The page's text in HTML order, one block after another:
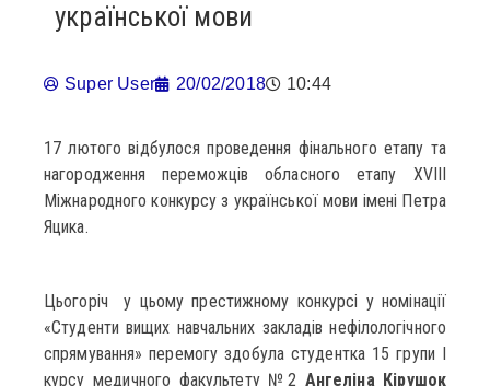
української мови
Super User 20/02/2018 10:44
17 лютого відбулося проведення фінального етапу та
нагородження переможців обласного етапу ХVІІІ
Міжнародного конкурсу з української мови імені Петра
Яцика.
Цьогоріч у цьому престижному конкурсі у номінації
«Студенти вищих навчальних закладів нефілологічного
спрямування» перемогу здобула студентка 15 групи І
курсу медичного факультету №2 Ангеліна Кірушок